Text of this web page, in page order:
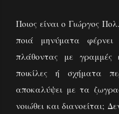
Ποιος είναι ο Γιώργος
ποιά μηνύματα
πλάθοντας με
ποικίλες ή σχήματα
αποκαλύψει με τα
νοιώθει και διανοείται;